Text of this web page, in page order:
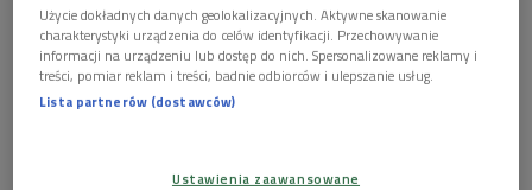
The Garifuna Collective Foto: mat. promocyjne/Peter Rakossy/Stołeczna
Estrada
W XVII wieku afrykańscy niewolnicy, którzy uciekli od pracy na
plantacjach, rozbili się u wybrzeży wyspy Saint Vincent na
rodziny i stawiali opór kolonizacji. Nazywano ich Czarnymi
Użycie dokładnych danych geolokalizacyjnych. Aktywne skanowanie
charakterystyki urządzenia do celów identyfikacji. Przechowywanie
informacji na urządzeniu lub dostęp do nich. Spersonalizowane reklamy i
treści, pomiar reklam i treści, badnie odbiorców i ulepszanie usług.
Lista partnerów (dostawców)
Ustawienia zaawansowane